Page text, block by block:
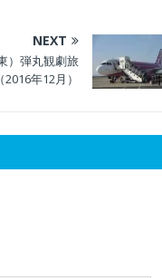
NEXT
）弾丸観劇旅
年12月）